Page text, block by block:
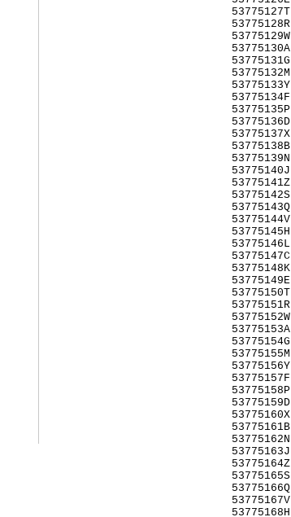
53775127T
53775128R
53775129W
53775130A
53775131G
53775132M
53775133Y
53775134F
53775135P
53775136D
53775137X
53775138B
53775139N
53775140J
53775141Z
53775142S
53775143Q
53775144V
53775145H
53775146L
53775147C
53775148K
53775149E
53775150T
53775151R
53775152W
53775153A
53775154G
53775155M
53775156Y
53775157F
53775158P
53775159D
53775160X
53775161B
53775162N
53775163J
53775164Z
53775165S
53775166Q
53775167V
53775168H